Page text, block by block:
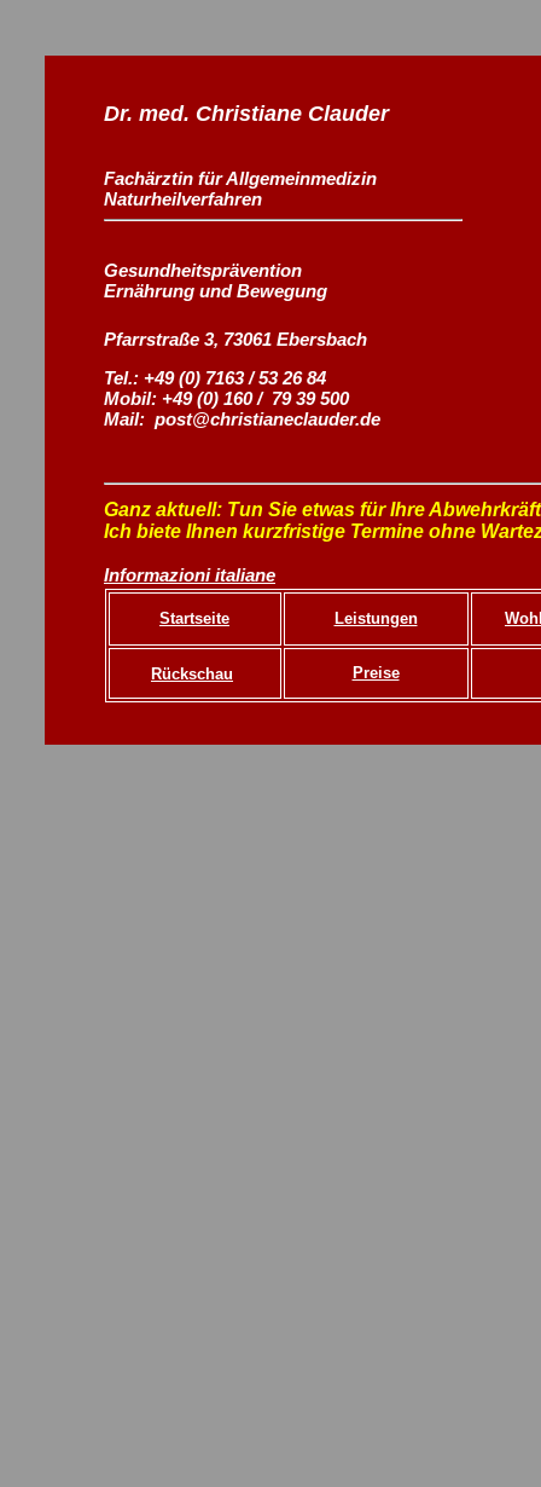
Dr. med. Christiane Clauder
Fachärztin für Allgemeinmedizin
Naturheilverfahren
Gesundheitsprävention
Ernährung und Bewegung
Pfarrstraße 3, 73061 Ebersbach
Tel.: +49 (0) 7163 / 53 26 84
Mobil: +49 (0) 160 / 79 39 500
Mail: post@christianeclauder.de
Ganz aktuell: Tun Sie etwas für Ihre
Ich biete Ihnen kurzfristige Termine ohne
Informazioni italiane
Startseite Leistungen
Rückschau Preise